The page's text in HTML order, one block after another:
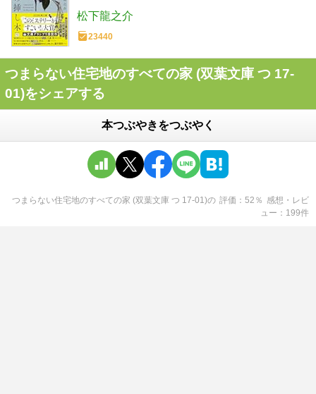
松下龍之介
23440
つまらない住宅地のすべての家 (双葉文庫 つ 17-
01)をシェアする
本つぶやきをつぶやく
つまらない住宅地のすべての家 (双葉文庫 つ 17-01)の 評価 52 ％ 感想・レビ
ュー
199件